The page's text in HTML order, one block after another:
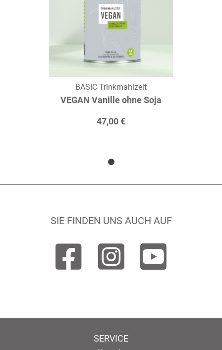
BASIC Trinkmahlzeit
VEGAN Vanille ohne Soja
47,00 €
SIE FINDEN UNS AUCH AUF
SERVICE